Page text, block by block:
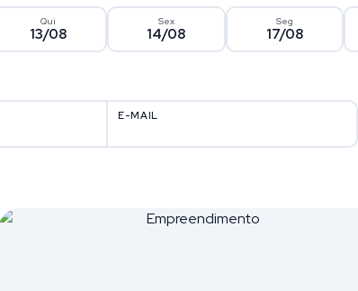
Qui
13/08
Sex
14/08
Seg
17/08
E-MAIL